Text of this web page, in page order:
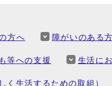
方へ 障がいのある
等への支援 生活に
く生活するための取組）